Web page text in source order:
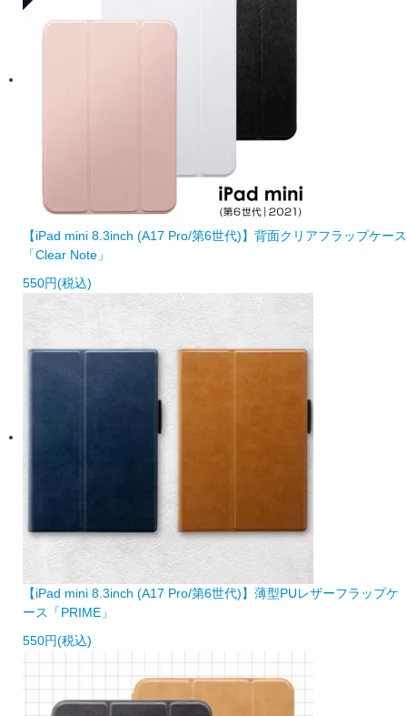
【iPad mini 8.3inch (A17 Pro/第6世代)】背面クリアフラップケース
「Clear Note」
550円(税込)
【iPad mini 8.3inch (A17 Pro/第6世代)】薄型PUレザーフラップケ
ース「PRIME」
550円(税込)